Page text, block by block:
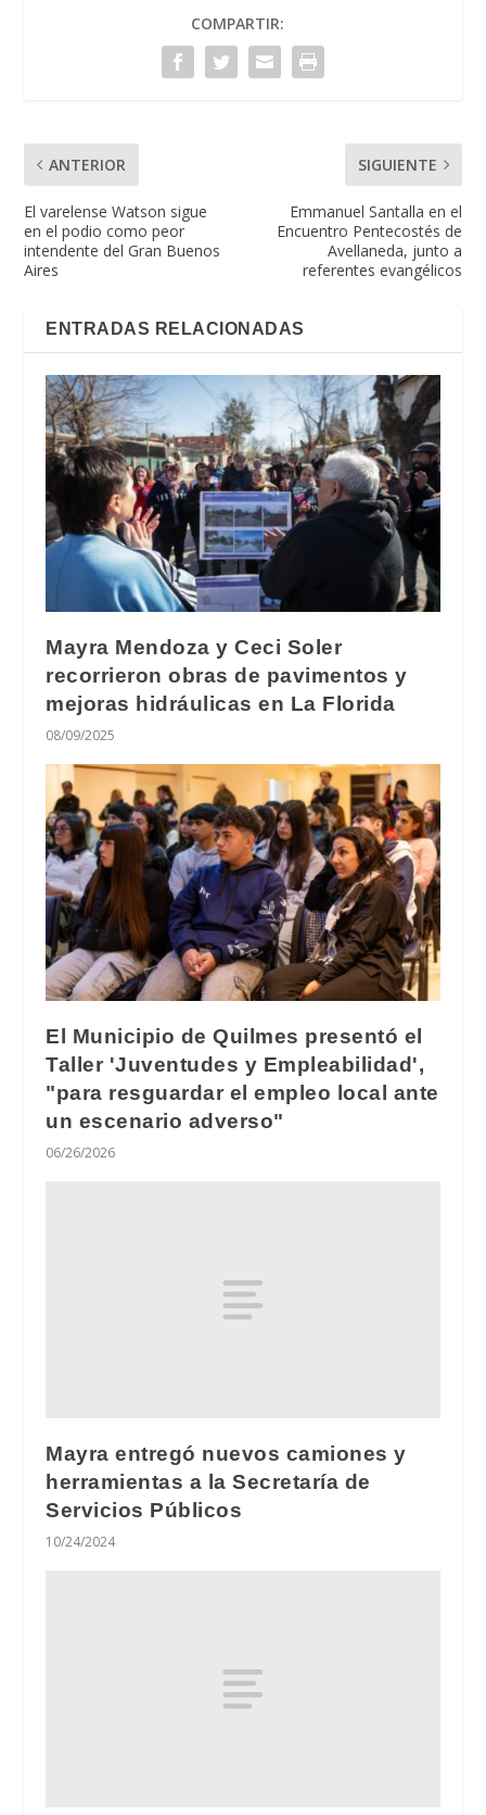
COMPARTIR:
ANTERIOR
El varelense Watson sigue
en el podio como peor
intendente del Gran Buenos
Aires
SIGUIENTE
Emmanuel Santalla en el
Encuentro Pentecostés de
Avellaneda, junto a
referentes evangélicos
ENTRADAS RELACIONADAS
Mayra Mendoza y Ceci Soler
recorrieron obras de pavimentos y
mejoras hidráulicas en La Florida
08/09/2025
El Municipio de Quilmes presentó el
Taller 'Juventudes y Empleabilidad',
"para resguardar el empleo local ante
un escenario adverso"
06/26/2026
Mayra entregó nuevos camiones y
herramientas a la Secretaría de
Servicios Públicos
10/24/2024